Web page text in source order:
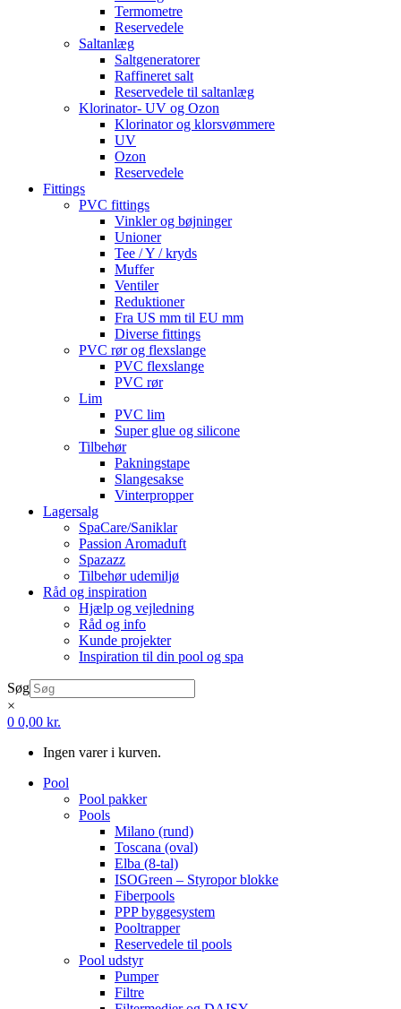
Termometre
Reservedele
Saltanlæg
Saltgeneratorer
Raffineret salt
Reservedele til saltanlæg
Klorinator- UV og Ozon
Klorinator og klorsvømmere
UV
Ozon
Reservedele
Fittings
PVC fittings
Vinkler og bøjninger
Unioner
Tee / Y / kryds
Muffer
Ventiler
Reduktioner
Fra US mm til EU mm
Diverse fittings
PVC rør og flexslange
PVC flexslange
PVC rør
Lim
PVC lim
Super glue og silicone
Tilbehør
Pakningstape
Slangesakse
Vinterpropper
Lagersalg
SpaCare/Saniklar
Passion Aromaduft
Spazazz
Tilbehør udemiljø
Råd og inspiration
Hjælp og vejledning
Råd og info
Kunde projekter
Inspiration til din pool og spa
Søg
×
0 0,00 kr.
Ingen varer i kurven.
Pool
Pool pakker
Pools
Milano (rund)
Toscana (oval)
Elba (8-tal)
ISOGreen – Styropor blokke
Fiberpools
PPP byggesystem
Pooltrapper
Reservedele til pools
Pool udstyr
Pumper
Filtre